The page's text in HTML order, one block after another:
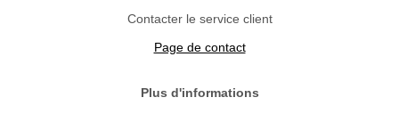
Contacter le service client
Page de contact
Plus d'informations